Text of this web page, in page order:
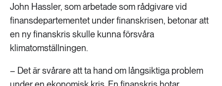
John Hassler, som arbetade som rådgivare vid
finansdepartementet under finanskrisen, betonar att
en ny finanskris skulle kunna försvåra
klimatomställningen.
– Det är svårare att ta hand om långsiktiga problem